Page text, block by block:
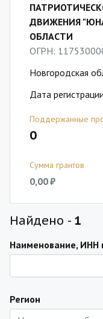
ДВИЖЕНИЯ
ОБЛАСТИ
ОГРН:
Новгородская
Дата
Поддержанные
0
Сумма грантов
0,00 ₽
Найдено - 1
Наименование, ИНН
Регион